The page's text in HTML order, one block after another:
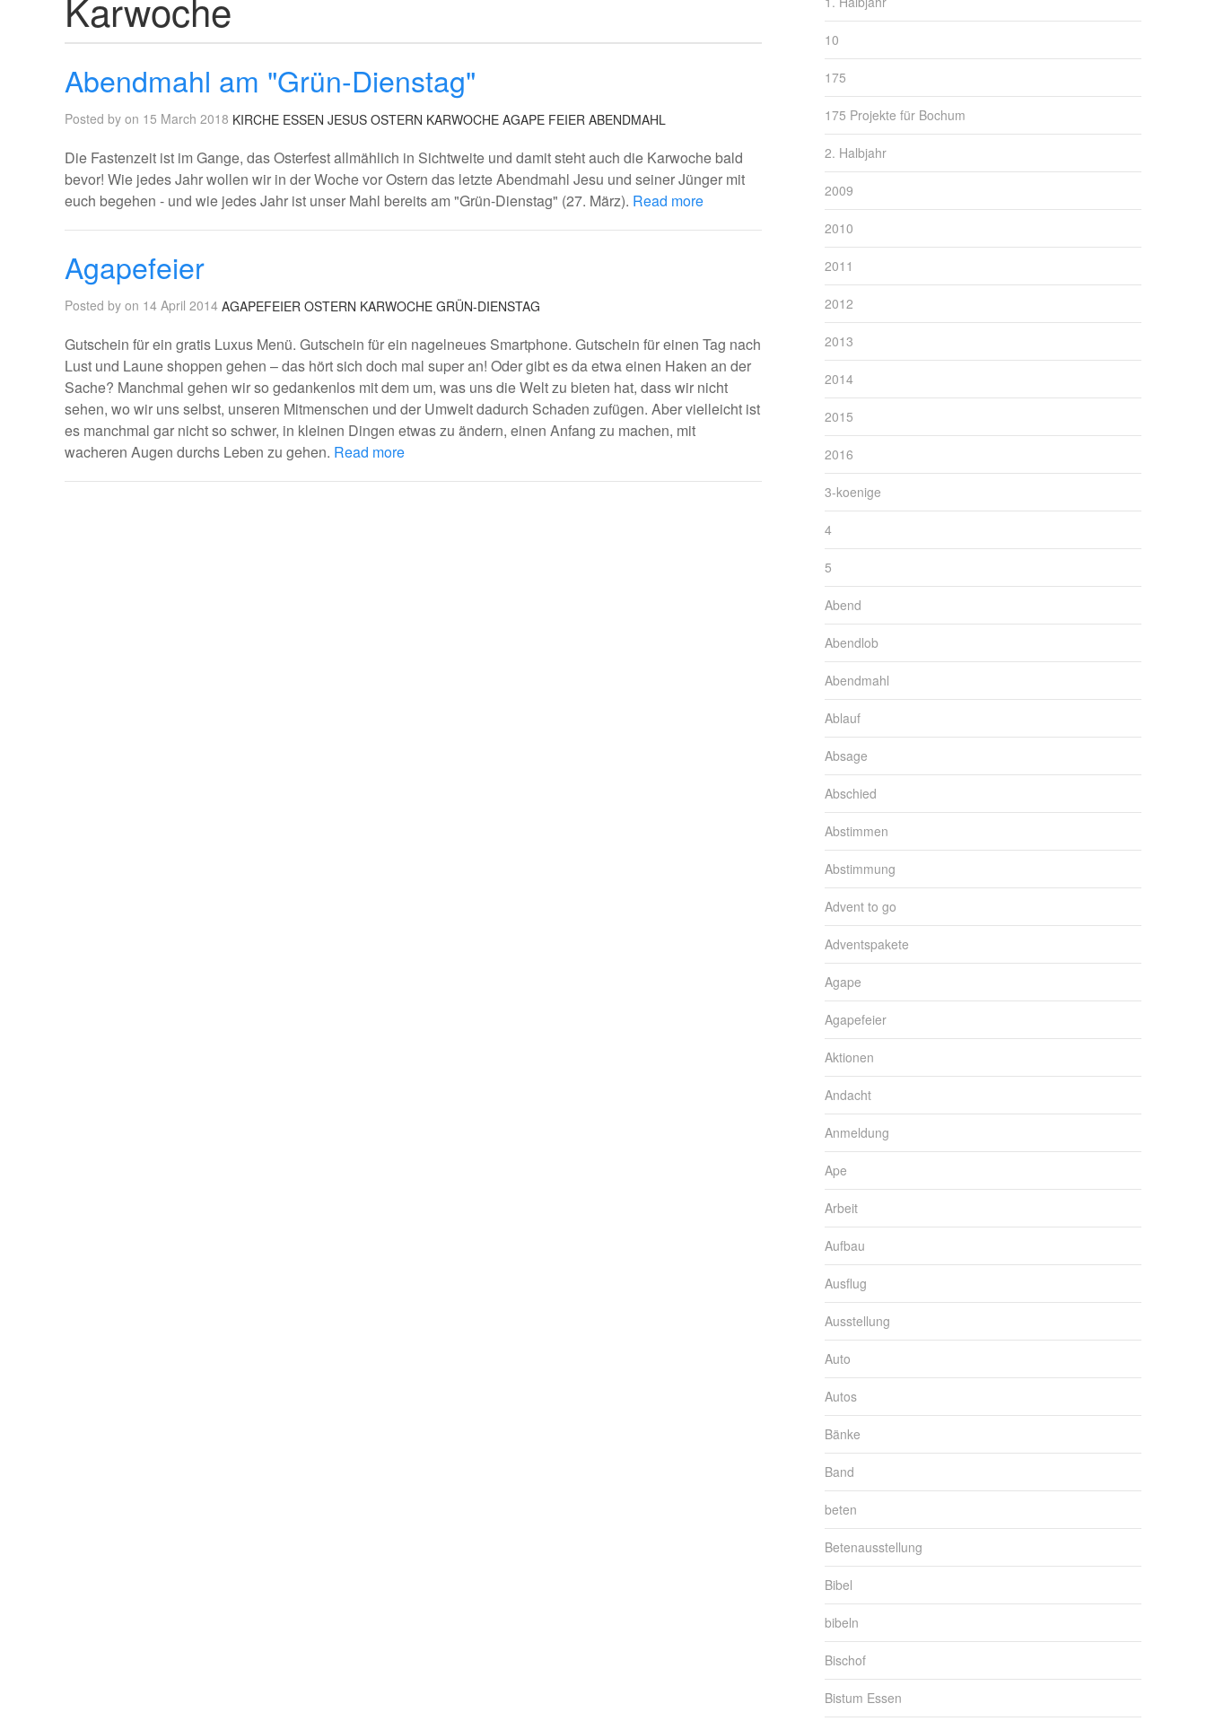
Karwoche
Abendmahl am "Grün-Dienstag"
Posted by on 15 March 2018 KIRCHE ESSEN JESUS OSTERN KARWOCHE AGAPE FEIER ABENDMAHL
Die Fastenzeit ist im Gange, das Osterfest allmählich in Sichtweite und damit steht auch die Karwoche bald
bevor! Wie jedes Jahr wollen wir in der Woche vor Ostern das letzte Abendmahl Jesu und seiner Jünger mit
euch begehen - und wie jedes Jahr ist unser Mahl bereits am "Grün-Dienstag" (27. März). Read more
Agapefeier
Posted by on 14 April 2014 AGAPEFEIER OSTERN KARWOCHE GRÜN-DIENSTAG
Gutschein für ein gratis Luxus Menü. Gutschein für ein nagelneues Smartphone. Gutschein für einen Tag nach
Lust und Laune shoppen gehen – das hört sich doch mal super an! Oder gibt es da etwa einen Haken an der
Sache? Manchmal gehen wir so gedankenlos mit dem um, was uns die Welt zu bieten hat, dass wir nicht
sehen, wo wir uns selbst, unseren Mitmenschen und der Umwelt dadurch Schaden zufügen. Aber vielleicht ist
es manchmal gar nicht so schwer, in kleinen Dingen etwas zu ändern, einen Anfang zu machen, mit
wacheren Augen durchs Leben zu gehen. Read more
10
175
175 Projekte für Bochum
2. Halbjahr
2009
2010
2011
2012
2013
2014
2015
2016
3-koenige
4
5
Abend
Abendlob
Abendmahl
Ablauf
Absage
Abschied
Abstimmen
Abstimmung
Advent to go
Adventspakete
Agape
Agapefeier
Aktionen
Andacht
Anmeldung
Ape
Arbeit
Aufbau
Ausflug
Ausstellung
Auto
Autos
Bänke
Band
beten
Betenausstellung
Bibel
bibeln
Bischof
Bistum Essen